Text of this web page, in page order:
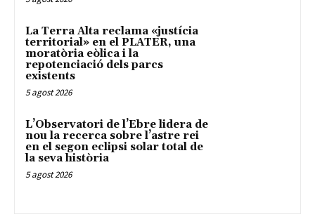
La Terra Alta reclama «justícia
territorial» en el PLATER, una
moratòria eòlica i la
repotenciació dels parcs
existents
5 agost 2026
L’Observatori de l’Ebre lidera de
nou la recerca sobre l’astre rei
en el segon eclipsi solar total de
la seva història
5 agost 2026